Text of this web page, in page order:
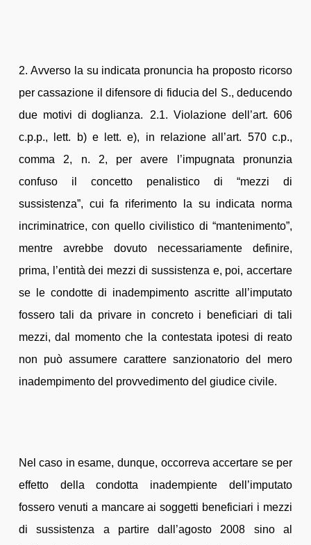
2. Avverso la su indicata pronuncia ha proposto ricorso
per cassazione il difensore di fiducia del S., deducendo
due motivi di doglianza. 2.1. Violazione dell’art. 606
c.p.p., lett. b) e lett. e), in relazione all’art. 570 c.p.,
comma 2, n. 2, per avere l’impugnata pronunzia
confuso il concetto penalistico di “mezzi di
sussistenza”, cui fa riferimento la su indicata norma
incriminatrice, con quello civilistico di “mantenimento”,
mentre avrebbe dovuto necessariamente definire,
prima, l’entità dei mezzi di sussistenza e, poi, accertare
se le condotte di inadempimento ascritte all’imputato
fossero tali da privare in concreto i beneficiari di tali
mezzi, dal momento che la contestata ipotesi di reato
non può assumere carattere sanzionatorio del mero
inadempimento del provvedimento del giudice civile.
Nel caso in esame, dunque, occorreva accertare se per
effetto della condotta inadempiente dell’imputato
fossero venuti a mancare ai soggetti beneficiari i mezzi
di sussistenza a partire dall’agosto 2008 sino al